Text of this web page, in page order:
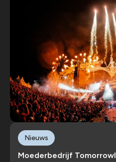
Moederbedrijf
Nieuws